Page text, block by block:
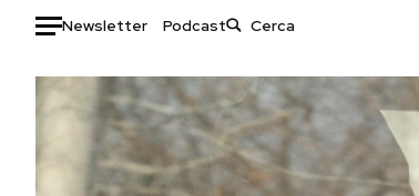
Newsletter Podcast
Auto
HOME
Italia
Moda